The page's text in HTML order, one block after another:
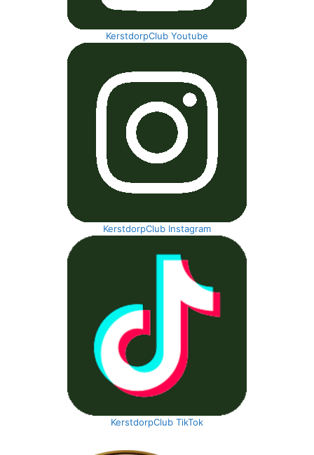
KerstdorpClub Youtube
KerstdorpClub Instagram
KerstdorpClub TikTok